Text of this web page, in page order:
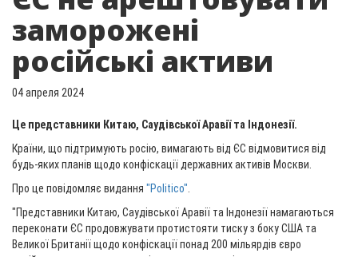
заморожені
російські активи
04 апреля 2024
Це представники Китаю, Саудівської Аравії та Індонезії.
Країни, що підтримують росію, вимагають від ЄС відмовитися від
будь-яких планів щодо конфіскації державних активів Москви.
Про це повідомляє видання "Politico"
"Представники Китаю, Саудівської Аравії та Індонезії намагаються
переконати ЄС продовжувати протистояти тиску з боку США та
Великої Британії щодо конфіскації понад 200 мільярдів євро